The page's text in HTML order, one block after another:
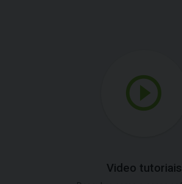
Video tutoriais